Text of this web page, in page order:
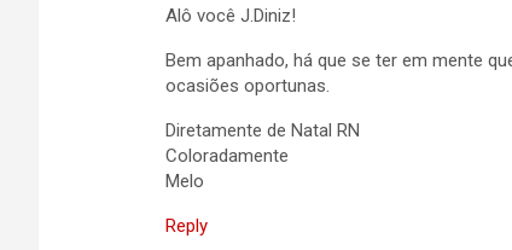
Alô você J.Diniz!
Bem apanhado, há que se ter em mente
ocasiões oportunas.
Diretamente de Natal RN
Coloradamente
Melo
Reply